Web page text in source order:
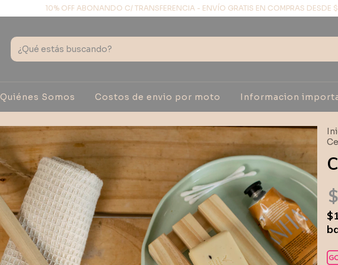
10% OFF ABONANDO C/ TRANSFERENCIA - ENVÍO GRATIS EN COMPRAS
Quiénes Somos Costos de envio por moto Informacion